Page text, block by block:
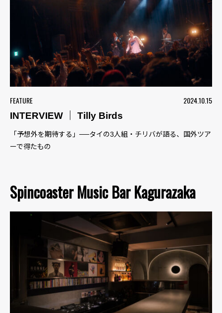
FEATURE
2024.10.15
INTERVIEW ｜ Tilly Birds
「予想外を期待する」──タイの3人組・チリバが語る、国外ツア
ーで得たもの
Spincoaster Music Bar Kagurazaka